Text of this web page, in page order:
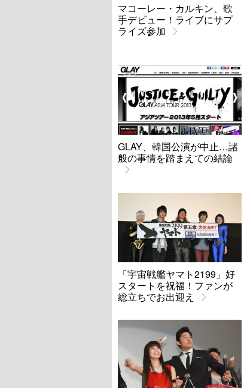
マコーレー・カルキン、歌
手デビュー！ライブにサプ
ライズ参加
GLAY、韓国公演が中止…諸
般の事情を踏まえての結論
「宇宙戦艦ヤマト2199」好
スタートを祝福！ファンが
総立ちでお出迎え